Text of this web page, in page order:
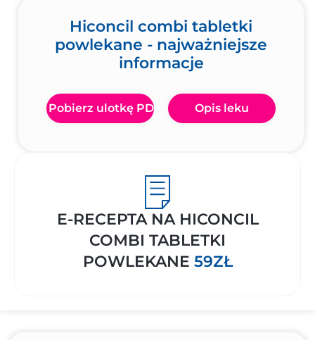
Hiconcil combi tabletki
powlekane - najważniejsze
informacje
Pobierz ulotkę PDF Opis leku
E-RECEPTA NA HICONCIL
COMBI TABLETKI
POWLEKANE 59ZŁ